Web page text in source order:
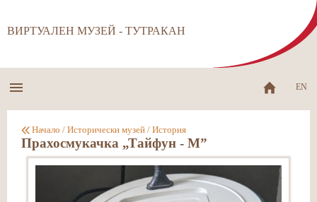
ВИРТУАЛЕН МУЗЕЙ - ТУТРАКАН
EN
Начало / Исторически музей / История
Прахосмукачка „Тайфун - М”